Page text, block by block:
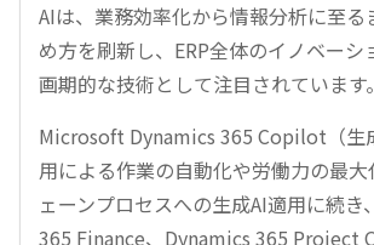
AIは、業務効率化から情報分析に至る
め方を刷新し、ERP全体のイノベーシ
画期的な技術として注目されています。
Microsoft Dynamics 365 Copilot（生
用による作業の自動化や労働力の最
ェーンプロセスへの生成AI適用に続き
365 Finance、Dynamics 365 Project